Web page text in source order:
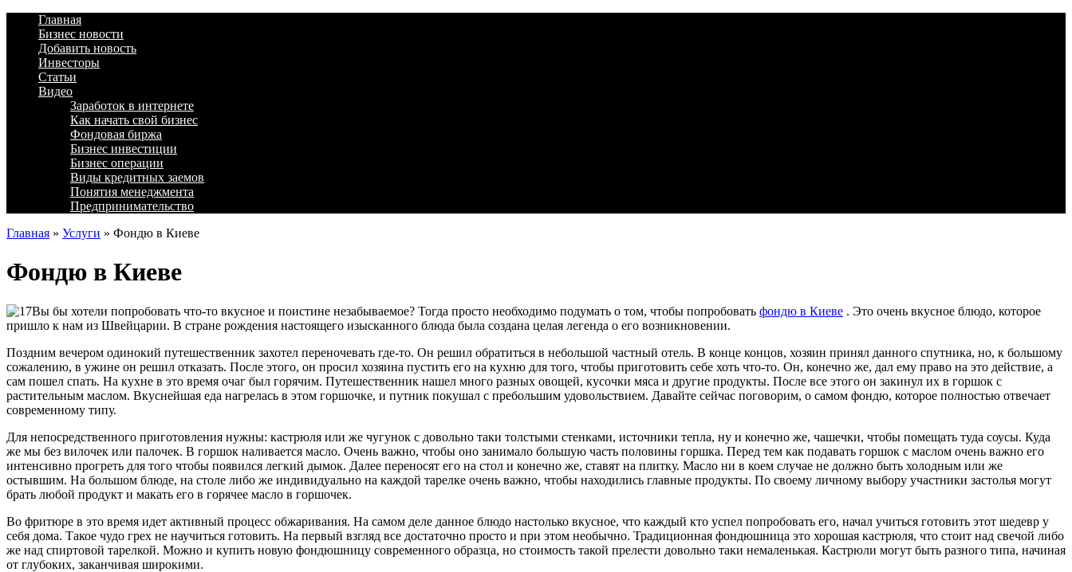
Главная
Бизнес новости
Добавить новость
Инвесторы
Статьи
Видео
Заработок в интернете
Как начать свой бизнес
Фондовая биржа
Бизнес инвестиции
Бизнес операции
Виды кредитных заемов
Понятия менеджмента
Предпринимательство
Главная » Услуги » Фондю в Киеве
Фондю в Киеве
Вы бы хотели попробовать что-то вкусное и поистине незабываемое? Тогда просто необходимо подумать о том, чтобы попробовать фондю в Киеве . Это очень вкусное блюдо, которое
пришло к нам из Швейцарии. В стране рождения настоящего изысканного блюда была создана целая легенда о его возникновении.
Поздним вечером одинокий путешественник захотел переночевать где-то. Он решил обратиться в небольшой частный отель. В конце концов, хозяин принял данного спутника, но, к большому
сожалению, в ужине он решил отказать. После этого, он просил хозяина пустить его на кухню для того, чтобы приготовить себе хоть что-то. Он, конечно же, дал ему право на это действие, а
сам пошел спать. На кухне в это время очаг был горячим. Путешественник нашел много разных овощей, кусочки мяса и другие продукты. После все этого он закинул их в горшок с
растительным маслом. Вкуснейшая еда нагрелась в этом горшочке, и путник покушал с пребольшим удовольствием. Давайте сейчас поговорим, о самом фондю, которое полностью отвечает
современному типу.
Для непосредственного приготовления нужны: кастрюля или же чугунок с довольно таки толстыми стенками, источники тепла, ну и конечно же, чашечки, чтобы помещать туда соусы. Куда
же мы без вилочек или палочек. В горшок наливается масло. Очень важно, чтобы оно занимало большую часть половины горшка. Перед тем как подавать горшок с маслом очень важно его
интенсивно прогреть для того чтобы появился легкий дымок. Далее переносят его на стол и конечно же, ставят на плитку. Масло ни в коем случае не должно быть холодным или же
остывшим. На большом блюде, на столе либо же индивидуально на каждой тарелке очень важно, чтобы находились главные продукты. По своему личному выбору участники застолья могут
брать любой продукт и макать его в горячее масло в горшочек.
Во фритюре в это время идет активный процесс обжаривания. На самом деле данное блюдо настолько вкусное, что каждый кто успел попробовать его, начал учиться готовить этот шедевр у
себя дома. Такое чудо грех не научиться готовить. На первый взгляд все достаточно просто и при этом необычно. Традиционная фондюшница это хорошая кастрюля, что стоит над свечой либо
же над спиртовой тарелкой. Можно и купить новую фондюшницу современного образца, но стоимость такой прелести довольно таки немаленькая. Кастрюли могут быть разного типа, начиная
от глубоких, заканчивая широкими.